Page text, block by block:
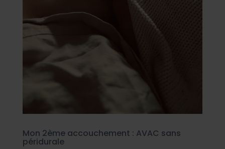
Mon 2ème accouchement : AVAC sans
péridurale